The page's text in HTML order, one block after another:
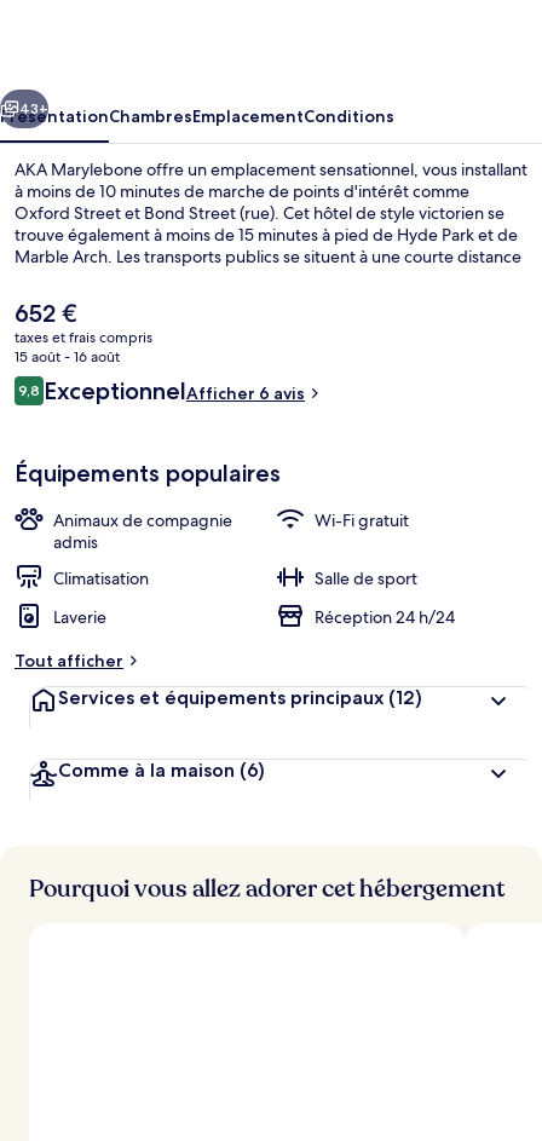
Suivant
43+
PrésentationChambresEmplacementConditions
AKA Marylebone offre un emplacement sensationnel, vous installant
à moins de 10 minutes de marche de points d'intérêt comme
Oxford Street et Bond Street (rue). Cet hôtel de style victorien se
trouve également à moins de 15 minutes à pied de Hyde Park et de
Marble Arch. Les transports publics se situent à une courte distance
métro Bond Street (Elizabeth Line), à 5 min.
Le
prix
actuel
est
de
652 €
taxes et frais compris
15 août - 16 août
Avis
voyageurs
9,89,8 sur 10
ExceptionnelAfficher 6 avis
Équipements populaires
Animaux de compagnie
admis
Wi-Fi gratuit
Climatisation
Salle de sport
Laverie
Réception 24 h/24
Tout afficher
Services et équipements principaux (12)
Comme à la maison (6)
Pourquoi vous allez adorer cet hébergement